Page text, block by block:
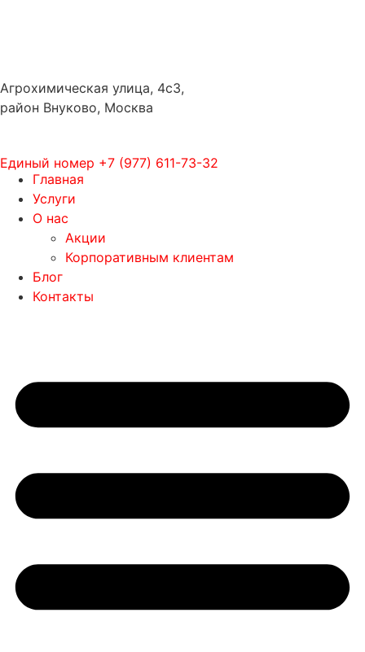
Агрохимическая улица, 4с3,
район Внуково, Москва
Единый номер +7 (977) 611-73-32
Главная
Услуги
О нас
Акции
Корпоративным клиентам
Блог
Контакты